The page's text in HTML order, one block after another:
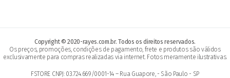
Copyright © 2020-rayes.com.br. Todos os direitos reservados.
Os preços, promoções, condições de pagamento, frete e produtos são válidos
exclusivamente para compras realizadas via internet. Fotos meramente ilustrativas.
FSTORE CNPJ: 03.724.669/0001-14 – Rua Guapore, - São Paulo - SP